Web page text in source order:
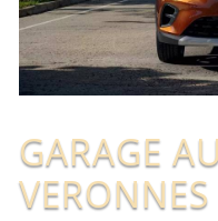
GARAGE
VERONNES